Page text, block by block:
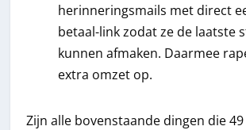
herinneringsmails met direct
betaal-link zodat ze de laatste
kunnen afmaken. Daarmee
extra omzet op.
Zijn alle bovenstaande dingen die